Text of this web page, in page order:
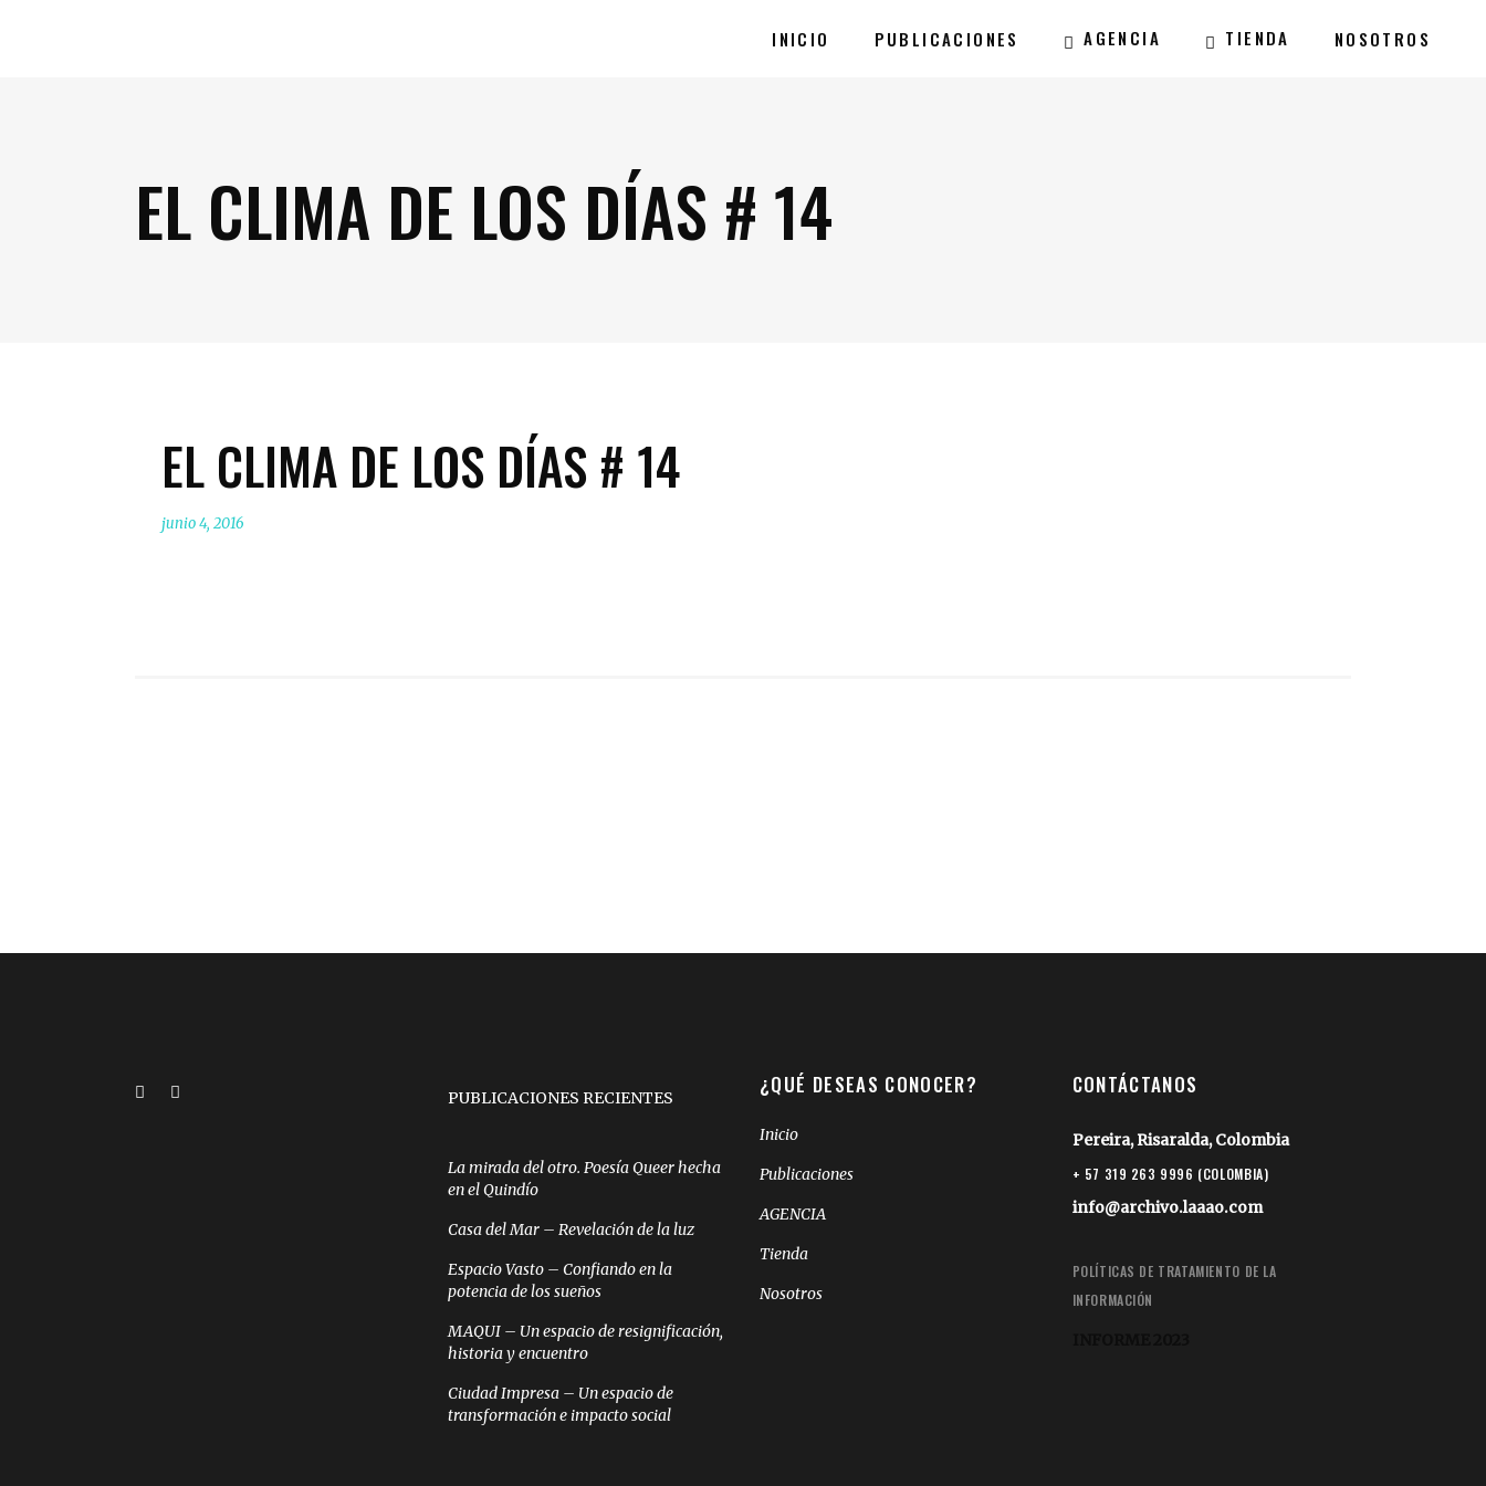
INICIO PUBLICACIONES AGENCIA TIENDA NOSOTROS
EL CLIMA DE LOS DÍAS # 14
EL CLIMA DE LOS DÍAS # 14
junio 4, 2016
PUBLICACIONES RECIENTES
La mirada del otro. Poesía Queer hecha
en el Quindío
Casa del Mar – Revelación de la luz
Espacio Vasto – Confiando en la
potencia de los sueños
MAQUI – Un espacio de resignificación,
historia y encuentro
Ciudad Impresa – Un espacio de
transformación e impacto social
¿QUÉ DESEAS CONOCER?
Inicio
Publicaciones
AGENCIA
Tienda
Nosotros
CONTÁCTANOS
Pereira, Risaralda, Colombia
+ 57 319 263 9996 (COLOMBIA)
info@archivo.laaao.com
POLÍTICAS DE TRATAMIENTO DE LA
INFORMACIÓN